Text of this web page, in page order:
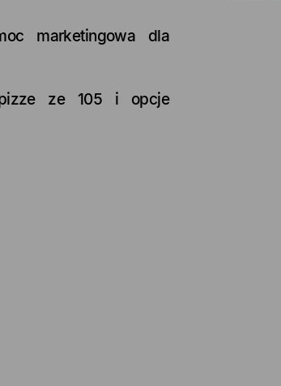
marketingowa dla
pizze ze 105 i opcje